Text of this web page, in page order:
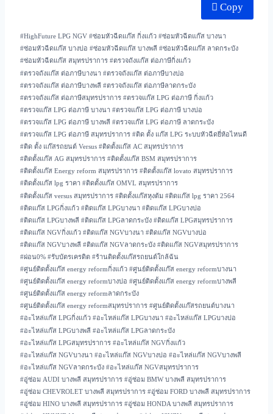
Copy
#HighFuture LPG NGV #ซ่อมหัวฉีดแก๊ส กิ่งแก้ว #ซ่อมหัวฉีดแก๊ส บางนา
#ซ่อมหัวฉีดแก๊ส บางบ่อ #ซ่อมหัวฉีดแก๊ส บางพลี #ซ่อมหัวฉีดแก๊ส ลาดกระบัง
#ซ่อมหัวฉีดแก๊ส สมุทรปราการ #ตรวจถังแก๊ส ต่อภาษีกิ่งแก้ว
#ตรวจถังแก๊ส ต่อภาษีบางนา #ตรวจถังแก๊ส ต่อภาษีบางบ่อ
#ตรวจถังแก๊ส ต่อภาษีบางพลี #ตรวจถังแก๊ส ต่อภาษีลาดกระบัง
#ตรวจถังแก๊ส ต่อภาษีสมุทรปราการ #ตรวจแก๊ส LPG ต่อภาษี กิ่งแก้ว
#ตรวจแก๊ส LPG ต่อภาษี บางนา #ตรวจแก๊ส LPG ต่อภาษี บางบ่อ
#ตรวจแก๊ส LPG ต่อภาษี บางพลี #ตรวจแก๊ส LPG ต่อภาษี ลาดกระบัง
#ตรวจแก๊ส LPG ต่อภาษี สมุทรปราการ #ติด ตั้ง แก๊ส LPG ระบบหัวฉีดยี่ห้อไหนดี
#ติด ตั้ง แก๊สรถยนต์ Versus #ติดตั้งแก๊ส AC สมุทรปราการ
#ติดตั้งแก๊ส AG สมุทรปราการ #ติดตั้งแก๊ส BSM สมุทรปราการ
#ติดตั้งแก๊ส Energy reform สมุทรปราการ #ติดตั้งแก๊ส lovato สมุทรปราการ
#ติดตั้งแก๊ส lpg ราคา #ติดตั้งแก๊ส OMVL สมุทรปราการ
#ติดตั้งแก๊ส versus สมุทรปราการ #ติดตั้งแก๊สหุงต้ม #ติดแก๊ส lpg ราคา 2564
#ติดแก๊ส LPGกิ่งแก้ว #ติดแก๊ส LPGบางนา #ติดแก๊ส LPGบางบ่อ
#ติดแก๊ส LPGบางพลี #ติดแก๊ส LPGลาดกระบัง #ติดแก๊ส LPGสมุทรปราการ
#ติดแก๊ส NGVกิ่งแก้ว #ติดแก๊ส NGVบางนา #ติดแก๊ส NGVบางบ่อ
#ติดแก๊ส NGVบางพลี #ติดแก๊ส NGVลาดกระบัง #ติดแก๊ส NGVสมุทรปราการ
#ผ่อน0% #รับบัตรเครดิต #ร้านติดตั้งแก๊สรถยนต์ใกล้ฉัน
#ศูนย์ติดตั้งแก๊ส energy reformกิ่งแก้ว #ศูนย์ติดตั้งแก๊ส energy reformบางนา
#ศูนย์ติดตั้งแก๊ส energy reformบางบ่อ #ศูนย์ติดตั้งแก๊ส energy reformบางพลี
#ศูนย์ติดตั้งแก๊ส energy reformลาดกระบัง
#ศูนย์ติดตั้งแก๊ส energy reformสมุทรปราการ #ศูนย์ติดตั้งแก๊สรถยนต์บางนา
#อะไหล่แก๊ส LPGกิ่งแก้ว #อะไหล่แก๊ส LPGบางนา #อะไหล่แก๊ส LPGบางบ่อ
#อะไหล่แก๊ส LPGบางพลี #อะไหล่แก๊ส LPGลาดกระบัง
#อะไหล่แก๊ส LPGสมุทรปราการ #อะไหล่แก๊ส NGVกิ่งแก้ว
#อะไหล่แก๊ส NGVบางนา #อะไหล่แก๊ส NGVบางบ่อ #อะไหล่แก๊ส NGVบางพลี
#อะไหล่แก๊ส NGVลาดกระบัง #อะไหล่แก๊ส NGVสมุทรปราการ
#อู่ซ่อม AUDI บางพลี สมุทรปราการ #อู่ซ่อม BMW บางพลี สมุทรปราการ
#อู่ซ่อม CHEVROLET บางพลี สมุทรปราการ #อู่ซ่อม FORD บางพลี สมุทรปราการ
#อู่ซ่อม HINO บางพลี สมุทรปราการ #อู่ซ่อม HONDA บางพลี สมุทรปราการ